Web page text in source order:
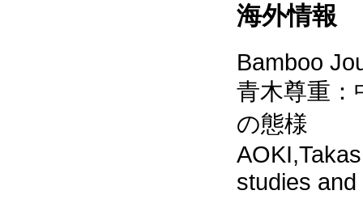
海外情報
Bamboo
青木尊重：
の態様
studies